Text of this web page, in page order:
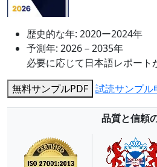
歴史的な年: 2020ー2024年
予測年: 2026－2035年
必要に応じて日本語レポート
無料サンプルPDF 試読サンプル
品質と信頼